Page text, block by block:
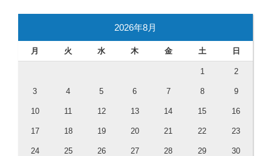
2026年8月
月 火 水 木 金 土 日
1 2
3 4 5 6 7 8 9
10 11 12 13 14 15 16
17 18 19 20 21 22 23
24 25 26 27 28 29 30